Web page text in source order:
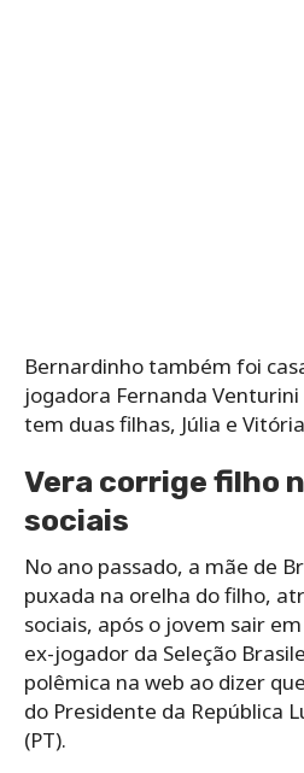
Bernardinho também foi
jogadora Fernanda Venturini
tem duas filhas, Júlia e
Vera corrige filho
sociais
No ano passado, a mãe de
puxada na orelha do filho,
sociais, após o jovem sair
ex-jogador da Seleção
polêmica na web ao dizer
do Presidente da República
(PT).